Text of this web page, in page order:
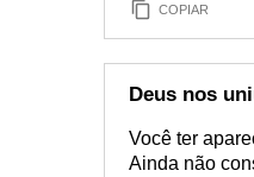
COPIAR
Deus nos
Você ter
Ainda não